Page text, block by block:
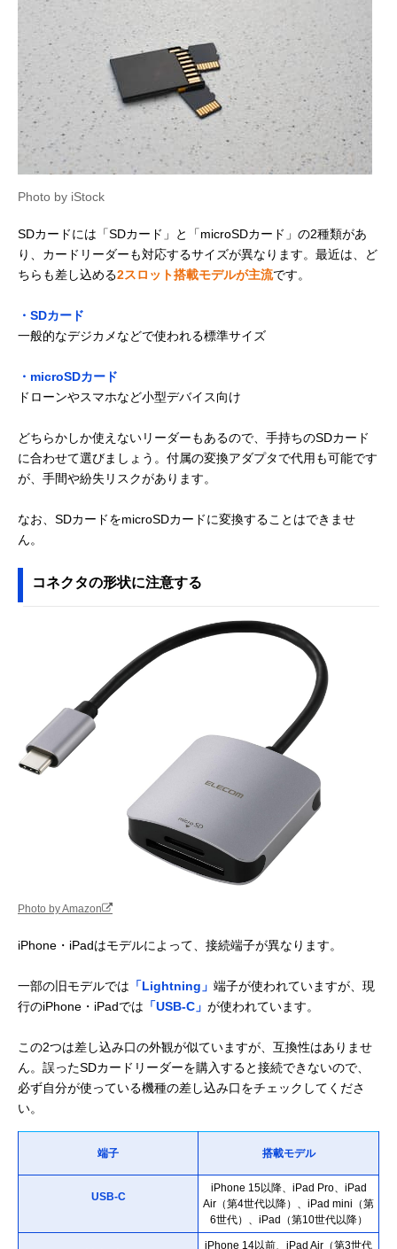
Photo by iStock
SDカードには「SDカード」と「microSDカード」の2種類があ
り、カードリーダーも対応するサイズが異なります。最近は、ど
ちらも差し込める2スロット搭載モデルが主流です。
・SDカード
一般的なデジカメなどで使われる標準サイズ
・microSDカード
ドローンやスマホなど小型デバイス向け
どちらかしか使えないリーダーもあるので、手持ちのSDカード
に合わせて選びましょう。付属の変換アダプタで代用も可能です
が、手間や紛失リスクがあります。
なお、SDカードをmicroSDカードに変換することはできませ
ん。
コネクタの形状に注意する
Photo by Amazon
iPhone・iPadはモデルによって、接続端子が異なります。
一部の旧モデルでは 「Lightning」 端子が使われていますが、現
行のiPhone・iPadでは 「USB-C」 が使われています。
この2つは差し込み口の外観が似ていますが、互換性はありませ
ん。誤ったSDカードリーダーを購入すると接続できないので、
必ず自分が使っている機種の差し込み口をチェックしてくださ
い。
端子 搭載モデル
USB-C
iPhone 15以降、iPad Pro、iPad
Air（第4世代以降）、iPad mini（第
6世代）、iPad（第10世代以降）
iPhone 14以前、iPad Air（第3世代